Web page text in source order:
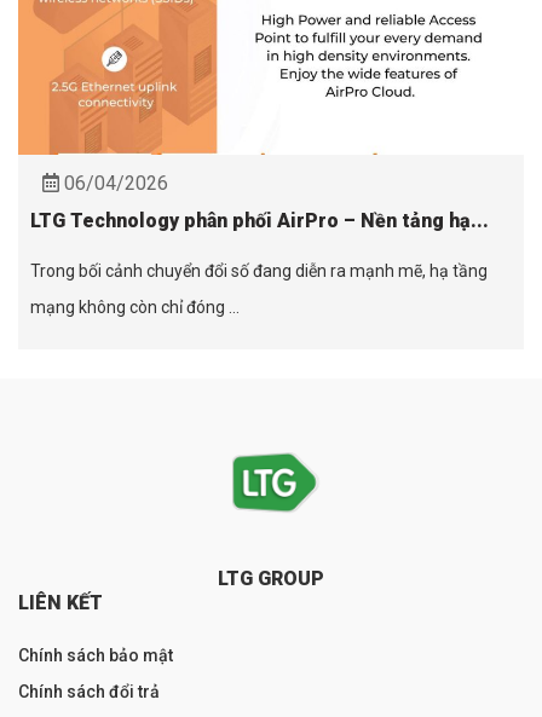
06/04/2026
LTG Technology phân phối AirPro – Nền tảng hạ...
Trong bối cảnh chuyển đổi số đang diễn ra mạnh mẽ, hạ tầng
mạng không còn chỉ đóng ...
LTG GROUP
LIÊN KẾT
Chính sách bảo mật
Chính sách đổi trả